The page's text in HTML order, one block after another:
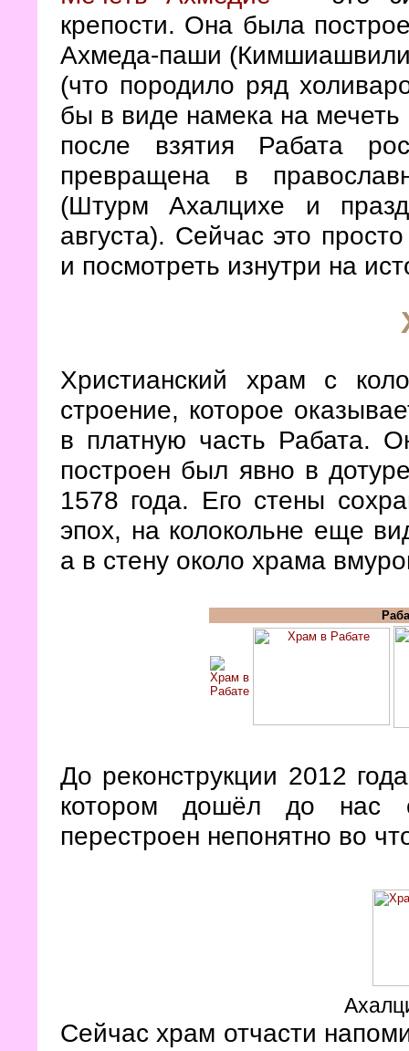
крепости. Она была
Ахмеда-паши
(что породило ряд
бы в виде намека на
после взятия Рабата
превращена в
(Штурм Ахалцихе и
августа). Сейчас это
и посмотреть изнутри на
Христианский храм с
строение, которое
в платную часть Рабата.
построен был явно в
1578 года. Его стены
эпох, на колокольне еще
а в стену около храма
До реконструкции 2012
котором дошёл до нас
перестроен непонятно во
Сейчас храм отчасти